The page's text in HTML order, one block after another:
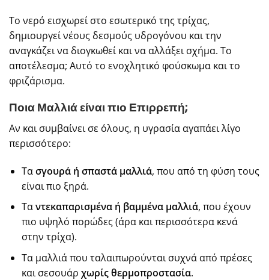
Το νερό εισχωρεί στο εσωτερικό της τρίχας,
δημιουργεί νέους δεσμούς υδρογόνου και την
αναγκάζει να διογκωθεί και να αλλάξει σχήμα. Το
αποτέλεσμα; Αυτό το ενοχλητικό φούσκωμα και το
φριζάρισμα.
Ποια Μαλλιά είναι πιο Επιρρεπή;
Αν και συμβαίνει σε όλους, η υγρασία αγαπάει λίγο
περισσότερο:
Τασγουρά ή σπαστά μαλλιά, που από τη φύση τους
είναι πιο ξηρά.
Ταντεκαπαρισμένα ή βαμμένα μαλλιά, που έχουν
πιο υψηλό πορώδες (άρα και περισσότερα κενά
στην τρίχα).
Τα μαλλιά που ταλαιπωρούνται συχνά από πρέσες
και σεσουάρ χωρίς θερμοπροστασία.